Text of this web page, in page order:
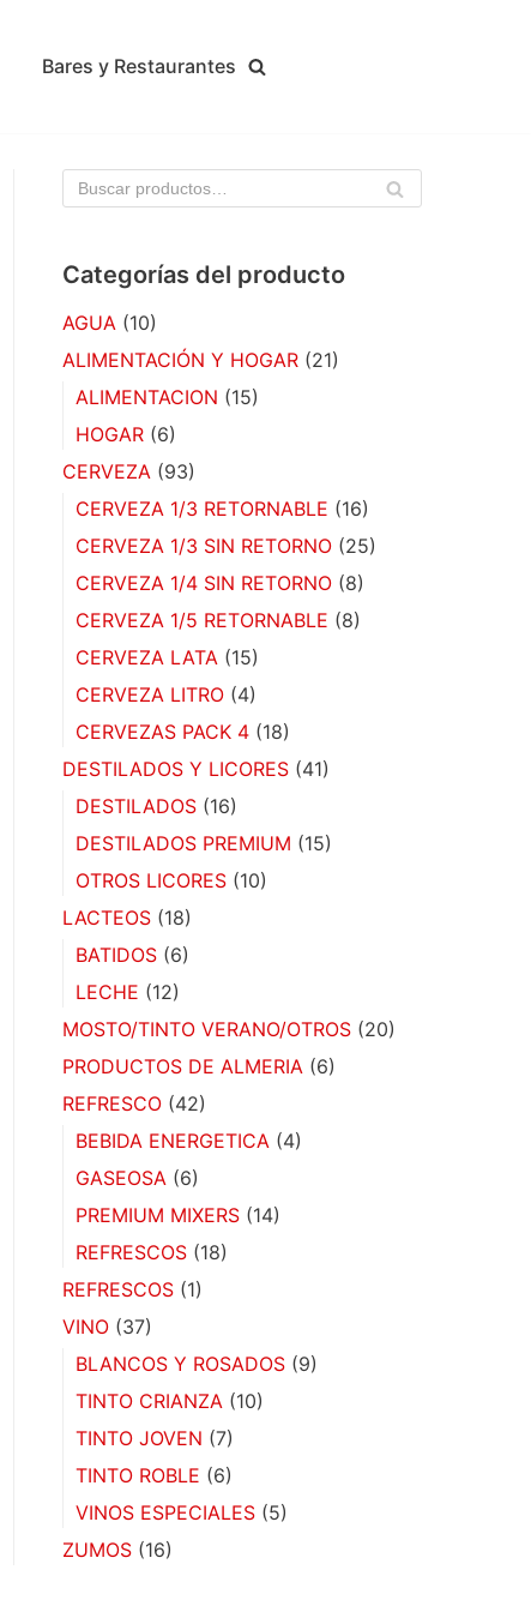
Bares y Restaurantes
BU
Categorías del producto
AGUA (10)
ALIMENTACIÓN Y HOGAR (21)
ALIMENTACION (15)
HOGAR (6)
CERVEZA (93)
CERVEZA 1/3 RETORNABLE (16)
CERVEZA 1/3 SIN RETORNO (25)
CERVEZA 1/4 SIN RETORNO (8)
CERVEZA 1/5 RETORNABLE (8)
CERVEZA LATA (15)
CERVEZA LITRO (4)
CERVEZAS PACK 4 (18)
DESTILADOS Y LICORES (41)
DESTILADOS (16)
DESTILADOS PREMIUM (15)
OTROS LICORES (10)
LACTEOS (18)
BATIDOS (6)
LECHE (12)
MOSTO/TINTO VERANO/OTROS (20)
PRODUCTOS DE ALMERIA (6)
REFRESCO (42)
BEBIDA ENERGETICA (4)
GASEOSA (6)
PREMIUM MIXERS (14)
REFRESCOS (18)
REFRESCOS (1)
VINO (37)
BLANCOS Y ROSADOS (9)
TINTO CRIANZA (10)
TINTO JOVEN (7)
TINTO ROBLE (6)
VINOS ESPECIALES (5)
ZUMOS (16)